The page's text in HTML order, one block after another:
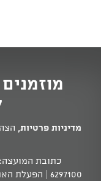
מדיניות פרטיות,
כתובת המועצה: רח' הנדיב
6297100 | הפעלת